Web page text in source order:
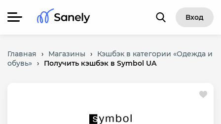
Вход
Главная › Магазины ›
Кэшбэк в категории «Одежда и
обувь» › Получить кэшбэк в Symbol UA